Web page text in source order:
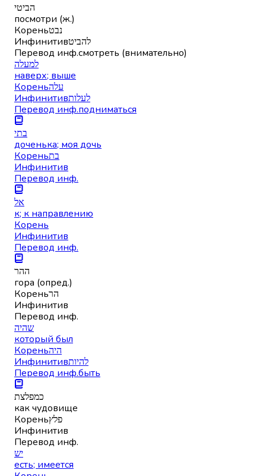
הביטי
посмотри (ж.)
Кореньנבט
Инфинитивלהביט
Перевод инф.смотреть (внимательно)
למעלה
наверх; выше
Кореньעלה
Инфинитивלעלות
Перевод инф.подниматься
בתי
доченька; моя дочь
Кореньבת
Инфинитив
Перевод инф.
אל
к; к направлению
Корень
Инфинитив
Перевод инф.
ההר
гора (опред.)
Кореньהר
Инфинитив
Перевод инф.
שהיה
который был
Кореньהיה
Инфинитивלהיות
Перевод инф.быть
כמפלצת
как чудовище
Кореньפלץ
Инфинитив
Перевод инф.
יש
есть; имеется